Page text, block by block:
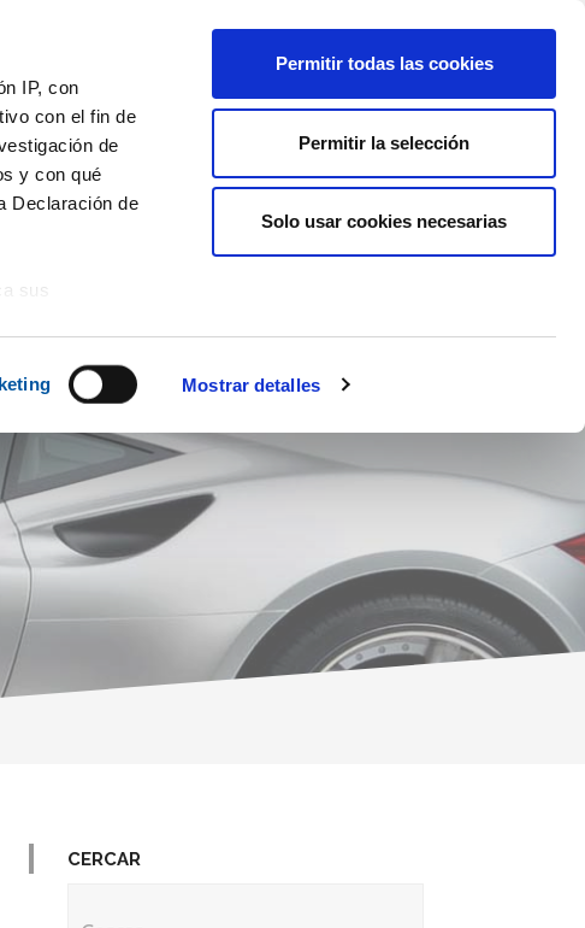
IP, con
con el fin de
de
y con qué
Declaración de
sus
funciones
que haga del
partir del uso
Mostrar detalles
Permitir todas las cookies
Permitir la selección
Solo usar cookies necesarias
CERCAR